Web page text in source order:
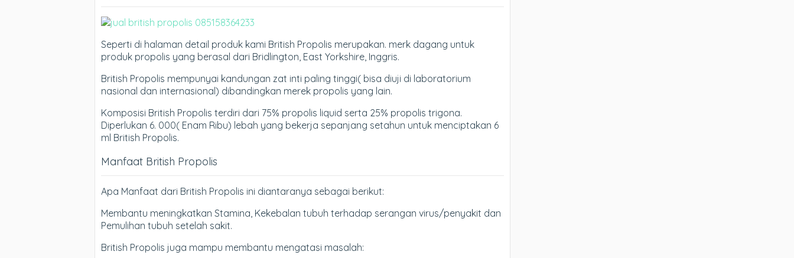
Seperti di halaman detail produk kami British Propolis merupakan. merk dagang untuk
produk propolis yang berasal dari Bridlington, East Yorkshire, Inggris.
British Propolis mempunyai kandungan zat inti paling tinggi( bisa diuji di laboratorium
nasional dan internasional) dibandingkan merek propolis yang lain.
Komposisi British Propolis terdiri dari 75% propolis liquid serta 25% propolis trigona.
Diperlukan 6. 000( Enam Ribu) lebah yang bekerja sepanjang setahun untuk menciptakan 6
ml British Propolis.
Manfaat British Propolis
Apa Manfaat dari British Propolis ini diantaranya sebagai berikut:
Membantu meningkatkan Stamina, Kekebalan tubuh terhadap serangan virus/penyakit dan
Pemulihan tubuh setelah sakit.
British Propolis juga mampu membantu mengatasi masalah: